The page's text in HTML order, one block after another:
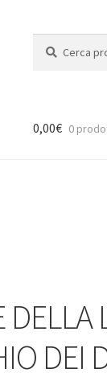
0,00€ 0
DELLA
DEI